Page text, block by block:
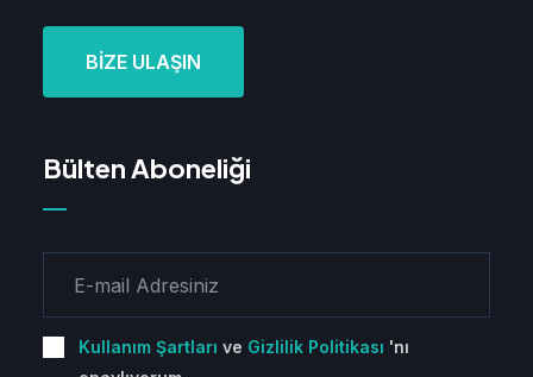
BİZE ULAŞIN
Bülten Aboneliği
Kullanım Şartları ve Gizlilik Politikası 'nı